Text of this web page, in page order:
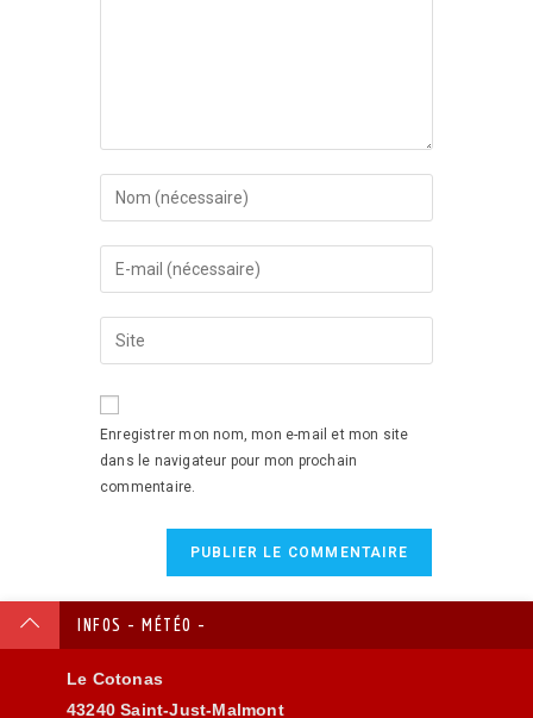
Enregistrer mon nom, mon e-mail et mon site
dans le navigateur pour mon prochain
commentaire.
INFOS - MÉTÉO -
Le Cotonas
43240 Saint-Just-Malmont